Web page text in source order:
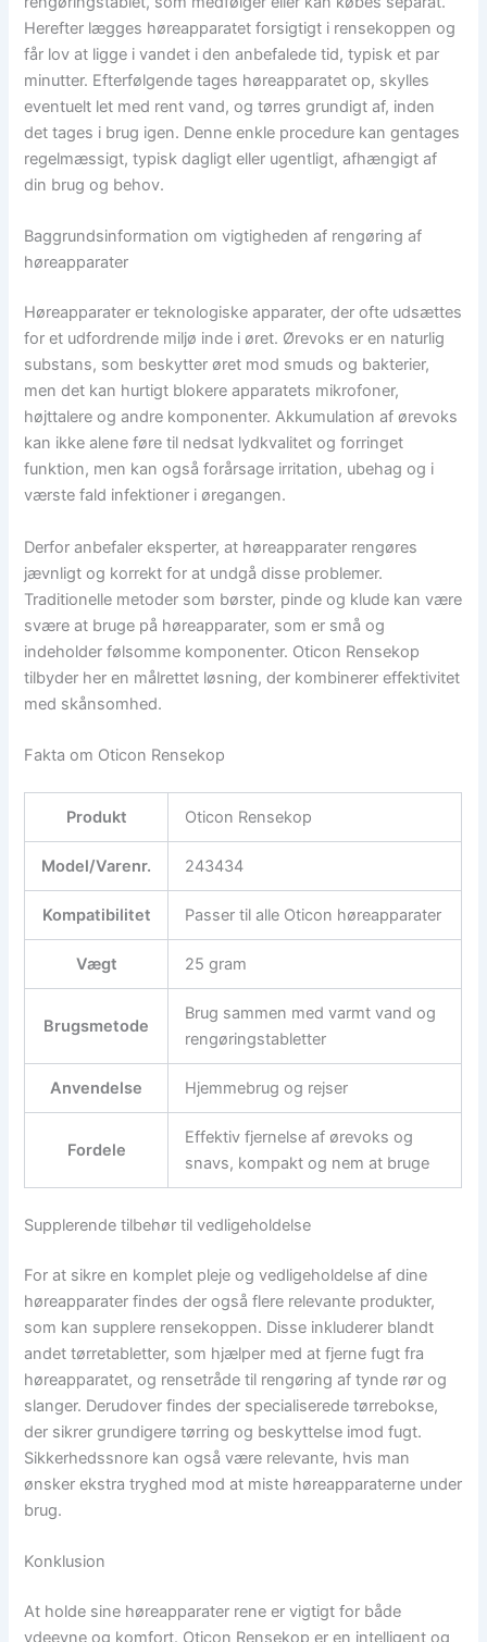
Herefter lægges høreapparatet forsigtigt i rensekoppen og
får lov at ligge i vandet i den anbefalede tid, typisk et par
minutter. Efterfølgende tages høreapparatet op, skylles
eventuelt let med rent vand, og tørres grundigt af, inden
det tages i brug igen. Denne enkle procedure kan gentages
regelmæssigt, typisk dagligt eller ugentligt, afhængigt af
din brug og behov.
Baggrundsinformation om vigtigheden af rengøring af
høreapparater
Høreapparater er teknologiske apparater, der ofte udsættes
for et udfordrende miljø inde i øret. Ørevoks er en naturlig
substans, som beskytter øret mod smuds og bakterier,
men det kan hurtigt blokere apparatets mikrofoner,
højttalere og andre komponenter. Akkumulation af ørevoks
kan ikke alene føre til nedsat lydkvalitet og forringet
funktion, men kan også forårsage irritation, ubehag og i
værste fald infektioner i øregangen.
Derfor anbefaler eksperter, at høreapparater rengøres
jævnligt og korrekt for at undgå disse problemer.
Traditionelle metoder som børster, pinde og klude kan være
svære at bruge på høreapparater, som er små og
indeholder følsomme komponenter. Oticon Rensekop
tilbyder her en målrettet løsning, der kombinerer effektivitet
med skånsomhed.
Fakta om Oticon Rensekop
Produkt Oticon Rensekop
Model/Varenr. 243434
Kompatibilitet Passer til alle Oticon høreapparater
Vægt 25 gram
Brugsmetode
Brug sammen med varmt vand og
rengøringstabletter
Anvendelse Hjemmebrug og rejser
Fordele
Effektiv fjernelse af ørevoks og
snavs, kompakt og nem at bruge
Supplerende tilbehør til vedligeholdelse
For at sikre en komplet pleje og vedligeholdelse af dine
høreapparater findes der også flere relevante produkter,
som kan supplere rensekoppen. Disse inkluderer blandt
andet tørretabletter, som hjælper med at fjerne fugt fra
høreapparatet, og rensetråde til rengøring af tynde rør og
slanger. Derudover findes der specialiserede tørrebokse,
der sikrer grundigere tørring og beskyttelse imod fugt.
Sikkerhedssnore kan også være relevante, hvis man
ønsker ekstra tryghed mod at miste høreapparaterne under
brug.
Konklusion
At holde sine høreapparater rene er vigtigt for både
ydeevne og komfort. Oticon Rensekop er en intelligent og